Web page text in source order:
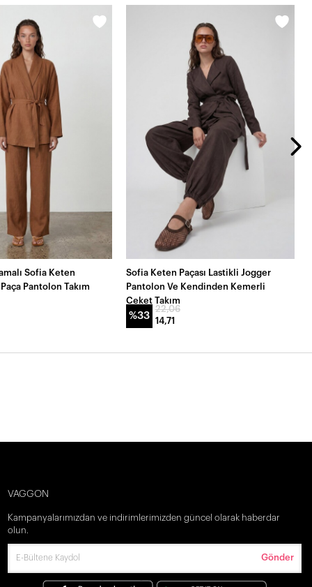
Sofia Keten
Pantolon Takım
Sofia Keten Paçası Lastikli Jogger
Pantolon Ve Kendinden Kemerli
Ceket Takım
%33
22,06
14,71
VAGGON
Kampanyalarımızdan ve indirimlerimizden güncel olarak haberdar
olun.
Gönder